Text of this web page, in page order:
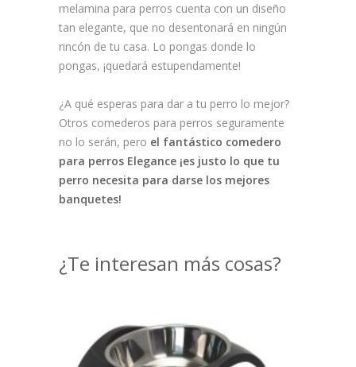
melamina para perros cuenta con un diseño
tan elegante, que no desentonará en ningún
rincón de tu casa. Lo pongas donde lo
pongas, ¡quedará estupendamente!
¿A qué esperas para dar a tu perro lo mejor?
Otros comederos para perros seguramente
no lo serán, pero el fantástico comedero
para perros Elegance ¡es justo lo que tu
perro necesita para darse los mejores
banquetes!
¿Te interesan más cosas?